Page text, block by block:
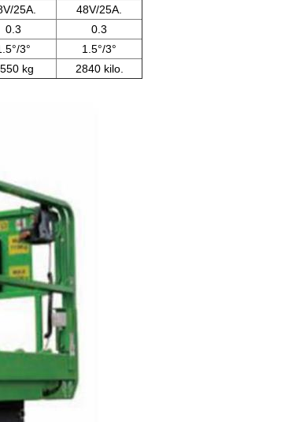
25A.
48V/25A.
0.3
0.3
3°
1.5°/3°
kg 2840 kilo.